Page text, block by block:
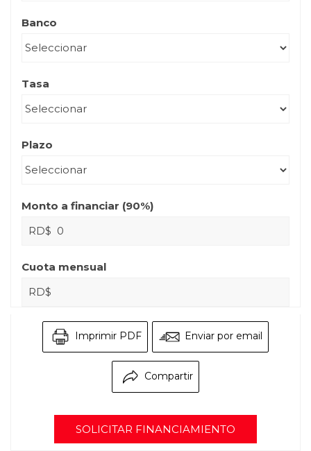
Banco
Tasa
Plazo
Monto a financiar (90%)
RD$
Cuota mensual
RD$
Imprimir PDF Enviar por email
Compartir
SOLICITAR FINANCIAMIENTO